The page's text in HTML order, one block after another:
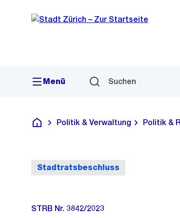
Navigation
Sprunglink
Menü Suchen
Deutsch
Politik & Verwaltung Politik &
Stadtratsbeschluss
STRB Nr. 3842/2023